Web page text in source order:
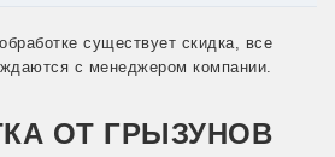
существует скидка, все
с менеджером компании.
ОТ ГРЫЗУНОВ